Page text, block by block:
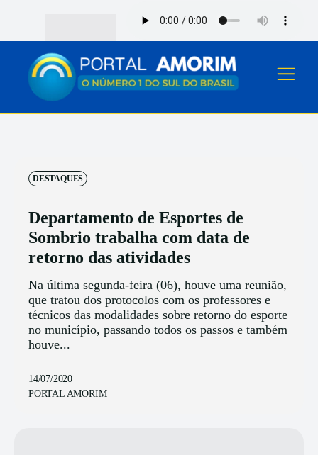
DESTAQUES
Departamento de Esportes de
Sombrio trabalha com data de
retorno das atividades
Na última segunda-feira (06), houve uma reunião,
que tratou dos protocolos com os professores e
técnicos das modalidades sobre retorno do esporte
no município, passando todos os passos e também
houve...
14/07/2020
PORTAL AMORIM